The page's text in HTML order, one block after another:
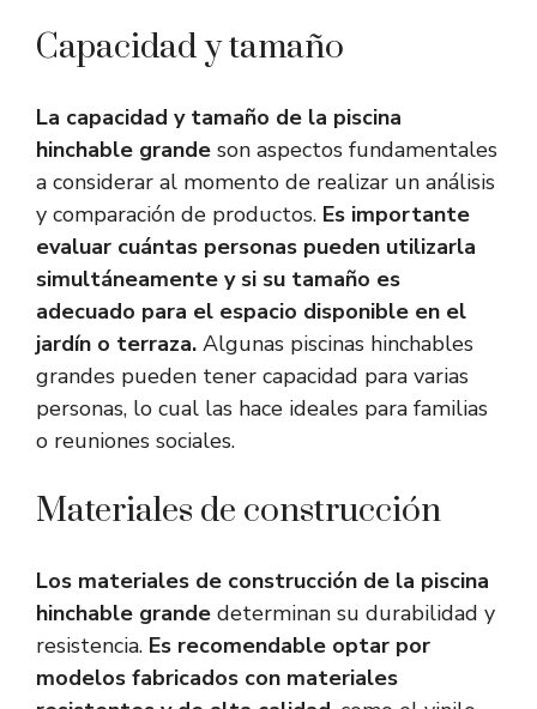
Capacidad y tamaño
La capacidad y tamaño de la piscina
hinchable grande son aspectos fundamentales
a considerar al momento de realizar un análisis
y comparación de productos. Es importante
evaluar cuántas personas pueden utilizarla
simultáneamente y si su tamaño es
adecuado para el espacio disponible en el
jardín o terraza. Algunas piscinas hinchables
grandes pueden tener capacidad para varias
personas, lo cual las hace ideales para familias
o reuniones sociales.
Materiales de construcción
Los materiales de construcción de la piscina
hinchable grande determinan su durabilidad y
resistencia. Es recomendable optar por
modelos fabricados con materiales